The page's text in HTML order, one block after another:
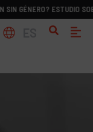
ESTUDIO SOBRE LA